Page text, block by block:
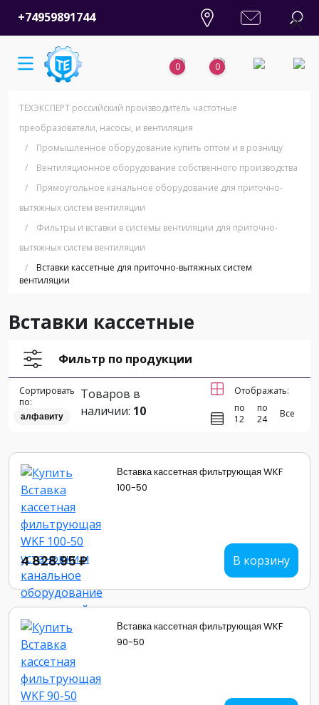
+74959891744
0 0
ТЕХЭКСПЕРТ российский производитель частотные
преобразователи, насосы, и вентиляция
/
Промышленное оборудование купить оптом и в розницу
/
Вентиляционное оборудование собственного производства
/
Прямоугольное канальное оборудование для приточно-
вытяжных систем вентиляции
/
Фильтры и вставки в системы вентиляции для приточно-
вытяжных систем вентиляции
/
Вставки кассетные для приточно-вытяжных систем
вентиляции
Вставки кассетные
Фильтр по продукции
Сортировать
по:
алфавиту
Товаров в
наличии: 10
Отображать:
по
12
по
24
Все
Вставка кассетная фильтрующая WKF
100-50
4 828.95 ₽ В корзину
Вставка кассетная фильтрующая WKF
90-50